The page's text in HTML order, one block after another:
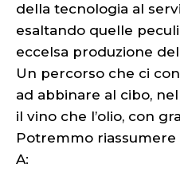
della tecnologia al
esaltando quelle
eccelsa produzione
Un percorso che ci
ad abbinare al cibo,
il vino che l’olio, con
Potremmo riassumere
A: